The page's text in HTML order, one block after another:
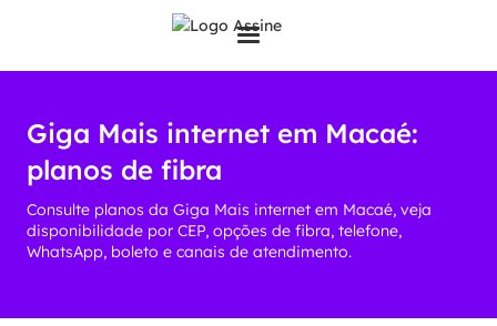
Giga Mais internet em Macaé:
planos de fibra
Consulte planos da Giga Mais internet em Macaé, veja
disponibilidade por CEP, opções de fibra, telefone,
WhatsApp, boleto e canais de atendimento.